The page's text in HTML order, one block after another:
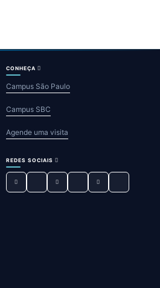
CONHEÇA
Campus São Paulo
Campus SBC
Agende uma visita
REDES SOCIAIS